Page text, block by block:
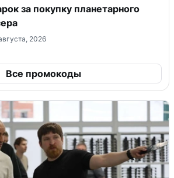
за покупку планетарного
2026
Все промокоды